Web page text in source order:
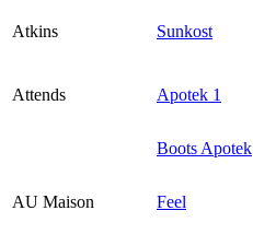
Atkins Sunkost
Attends Apotek 1
Boots Apotek
AU Maison Feel